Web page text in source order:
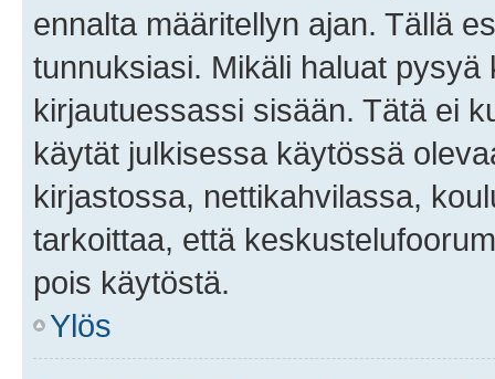
ennalta määritellyn ajan. Tällä
tunnuksiasi. Mikäli haluat
kirjautuessassi sisään. Tätä ei
käytät julkisessa käytössä
kirjastossa, nettikahvilassa,
tarkoittaa, että
pois käytöstä.
Ylös